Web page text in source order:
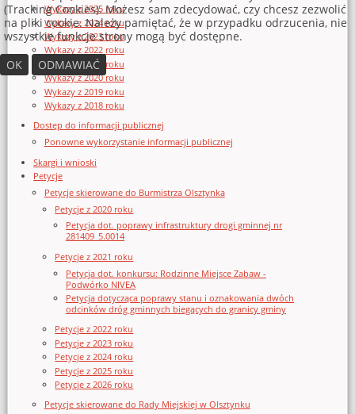
Wykazy z 2025 roku
Wykazy z 2024 roku
Wykazy z 2023 roku
Wykazy z 2022 roku
Wykazy z 2021 roku
Wykazy z 2020 roku
Wykazy z 2019 roku
Wykazy z 2018 roku
Dostęp do informacji publicznej
Ponowne wykorzystanie informacji publicznej
Skargi i wnioski
Petycje
Petycje skierowane do Burmistrza Olsztynka
Petycje z 2020 roku
Petycja dot. poprawy infrastruktury drogi gminnej nr
281409_5.0014
Petycje z 2021 roku
Petycja dot. konkursu: Rodzinne Miejsce Zabaw -
Podwórko NIVEA
Petycja dotycząca poprawy stanu i oznakowania dwóch
odcinków dróg gminnych biegących do granicy gminy
Petycje z 2022 roku
Petycje z 2023 roku
Petycje z 2024 roku
Petycje z 2025 roku
Petycje z 2026 roku
Petycje skierowane do Rady Miejskiej w Olsztynku
(Tracking Cookies). Możesz sam zdecydować, czy chcesz zezwolić
na pliki cookie. Należy pamiętać, że w przypadku odrzucenia, nie
wszystkie funkcje strony mogą być dostępne.
OK
ODMAWIAĆ